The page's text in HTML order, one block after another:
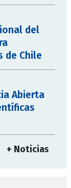
del
de Chile
Abierta
+ Noticias